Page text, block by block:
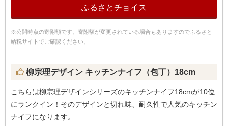
ふるさとチョイス
※公開時点の寄附額です。寄附額が変更されている場合もありますのでふるさと
納税サイトでご確認ください。
柳宗理デザイン キッチンナイフ（包丁）18cm
こちらは柳宗理デザインシリーズのキッチンナイフ18cmが10位
にランクイン！そのデザインと切れ味、耐久性で人気のキッチン
ナイフになります。